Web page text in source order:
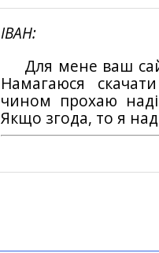
ІВАН
Для мене ваш
Намагаюся
чином прохаю
Якщо згода, то я